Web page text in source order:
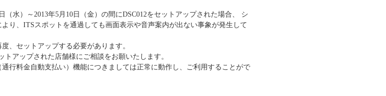
（水）～2013年5月10日（金）の間にDSC012をセットアップされた場合、 シ
より、ITSスポットを通過しても画面表示や音声案内が出ない事象が発生して
、セットアップする必要があります。
トアップされた店舗様にご相談をお願いたします。
通行料金自動支払い）機能につきましては正常に動作し、ご利用することがで